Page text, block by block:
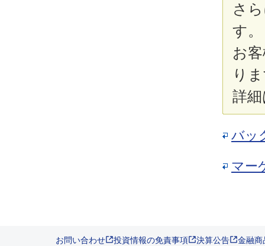
さ
す。
お
り
詳
バッ
マー
お問い合わせ 投資情報の免責事項 決算公告 金融